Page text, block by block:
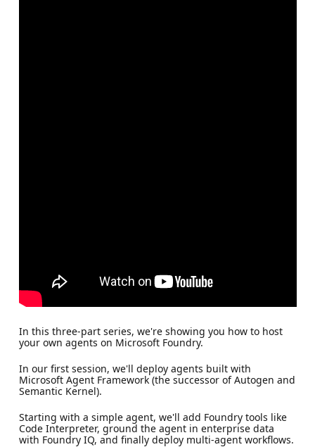
In this three-part series, we're showing you how to host
your own agents on Microsoft Foundry.
In our first session, we'll deploy agents built with
Microsoft Agent Framework (the successor of Autogen and
Semantic Kernel).
Starting with a simple agent, we'll add Foundry tools like
Code Interpreter, ground the agent in enterprise data
with Foundry IQ, and finally deploy multi-agent workflows.